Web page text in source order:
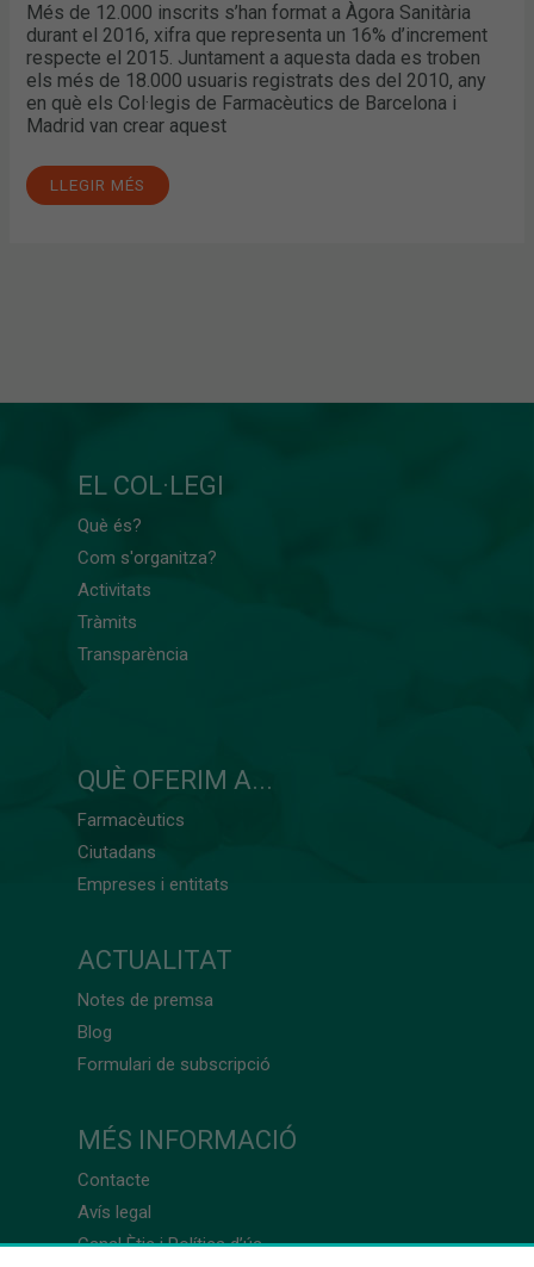
Més de 12.000 inscrits s’han format a Àgora Sanitària
durant el 2016, xifra que representa un 16% d’increment
respecte el 2015. Juntament a aquesta dada es troben
els més de 18.000 usuaris registrats des del 2010, any
en què els Col·legis de Farmacèutics de Barcelona i
Madrid van crear aquest
LLEGIR MÉS
EL COL·LEGI
Què és?
Com s'organitza?
Activitats
Tràmits
Transparència
QUÈ OFERIM A...
Farmacèutics
Ciutadans
Empreses i entitats
ACTUALITAT
Notes de premsa
Blog
Formulari de subscripció
MÉS INFORMACIÓ
Contacte
Avís legal
Canal Ètic i Política d’ús